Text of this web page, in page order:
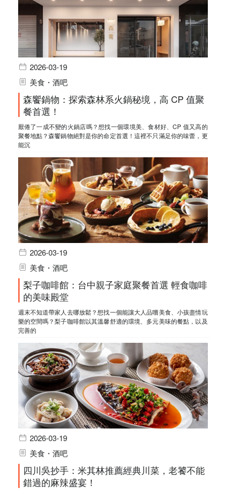
2026-03-19
美食・酒吧
森饗鍋物：探索森林系火鍋秘境，高 CP 值聚
餐首選！
厭倦了一成不變的火鍋店嗎？想找一個環境美、食材好、CP 值又高的
聚餐地點？森饗鍋物絕對是你的命定首選！這裡不只滿足你的味蕾，更
能沉
2026-03-19
美食・酒吧
梨子咖啡館：台中親子家庭聚餐首選 輕食咖啡
的美味殿堂
週末不知道帶家人去哪放鬆？想找一個能讓大人品嚐美食、小孩盡情玩
樂的空間嗎？梨子咖啡館以其溫馨舒適的環境、多元美味的餐點，以及
完善的
2026-03-19
美食・酒吧
四川吳抄手：米其林推薦經典川菜，老饕不能
錯過的麻辣盛宴！